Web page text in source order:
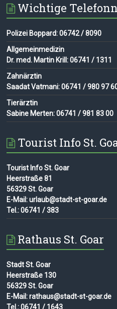
Wichtige
Polizei Boppard: 06742 / 8090
Allgemeinmedizin
Dr. med. Martin Krill: 06741 / 1311
Zahnärztin
Saadat Vatmani: 06741 / 980 97
Tierärztin
Sabine Merten: 06741 / 981 83 00
Tourist Info St.
Tourist Info St. Goar
Heerstraße 81
56329 St. Goar
E-Mail: urlaub@stadt-st-goar.de
Tel.: 06741 / 383
Rathaus St. Goar
Stadt St. Goar
Heerstraße 130
56329 St. Goar
E-Mail: rathaus@stadt-st-goar.de
Tel.: 06741 / 1643